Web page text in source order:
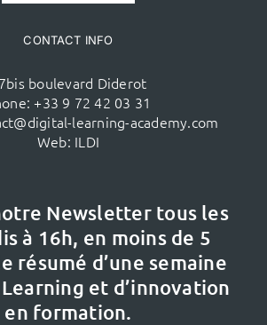
CONTACT INFO
boulevard Diderot
+33 9 72 42 03 31
learning-academy.com
Web: ILDI
Newsletter tous les
à 16h, en moins de 5
résumé d’une semaine
et d’innovation
en formation.